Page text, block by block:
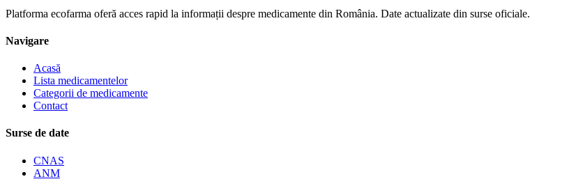
Platforma ecofarma oferă acces rapid la informații despre medicamente din România. Date actualizate din surse oficiale.
Navigare
Acasă
Lista medicamentelor
Categorii de medicamente
Contact
Surse de date
CNAS
ANM